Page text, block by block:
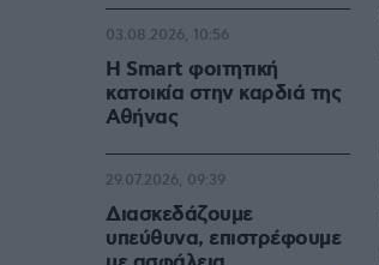
Η Smart φοιτητική
κατοικία στην καρδιά της
Αθήνας
03.08.2026, 10:56
Διασκεδάζουμε
υπεύθυνα, επιστρέφουμε
29.07.2026, 09:39